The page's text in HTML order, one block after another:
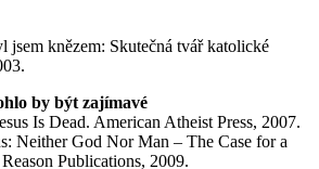
jsem knězem: Skutečná tvář katolické
by být zajímavé
Is Dead. American Atheist Press, 2007.
Neither God Nor Man – The Case for a
Publications, 2009.